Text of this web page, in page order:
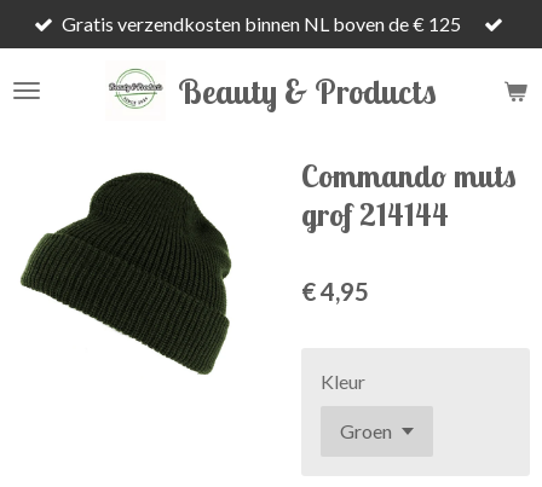
Ga
direct
naar
Beauty & Products
Gratis verzendkosten binnen NL boven de € 125
Commando muts
grof 214144
€ 4,95
Kleur